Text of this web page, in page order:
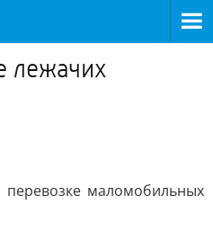
лежачих
маломобильных